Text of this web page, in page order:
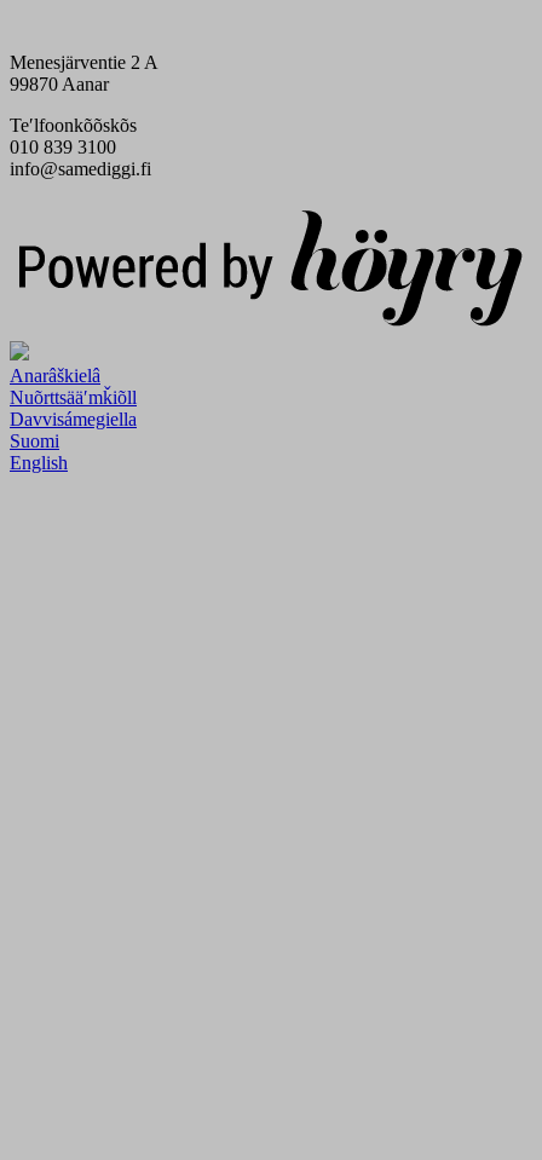
Menesjärventie 2 A
99870 Aanar
Teʹlfoonkõõskõs
010 839 3100
info@samediggi.fi
Anarâškielâ
Nuõrttsääʹmǩiõll
Davvisámegiella
Suomi
English